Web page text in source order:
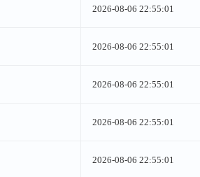
2026-08-06 22:55:01
2026-08-06 22:55:01
2026-08-06 22:55:01
2026-08-06 22:55:01
2026-08-06 22:55:01